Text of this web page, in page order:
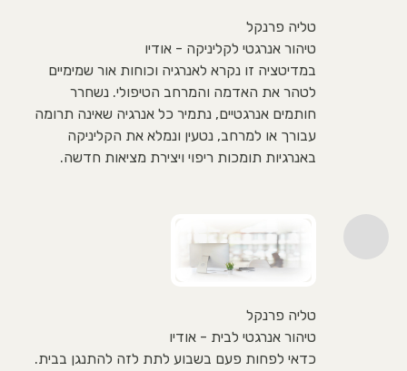
טליה פרנקל
טיהור אנרגטי לקליניקה - אודיו
במדיטציה זו נקרא לאנרגיה וכוחות אור שמימיים
לטהר את האדמה והמרחב הטיפולי. נשחרר
חותמים אנרגטיים, נתמיר כל אנרגיה שאינה תרומה
עבורך או למרחב, נטעין ונמלא את הקליניקה
באנרגיות תומכות ריפוי ויצירת מציאות חדשה.
טליה פרנקל
טיהור אנרגטי לבית - אודיו
כדאי לפחות פעם בשבוע לתת לזה להתנגן בבית.